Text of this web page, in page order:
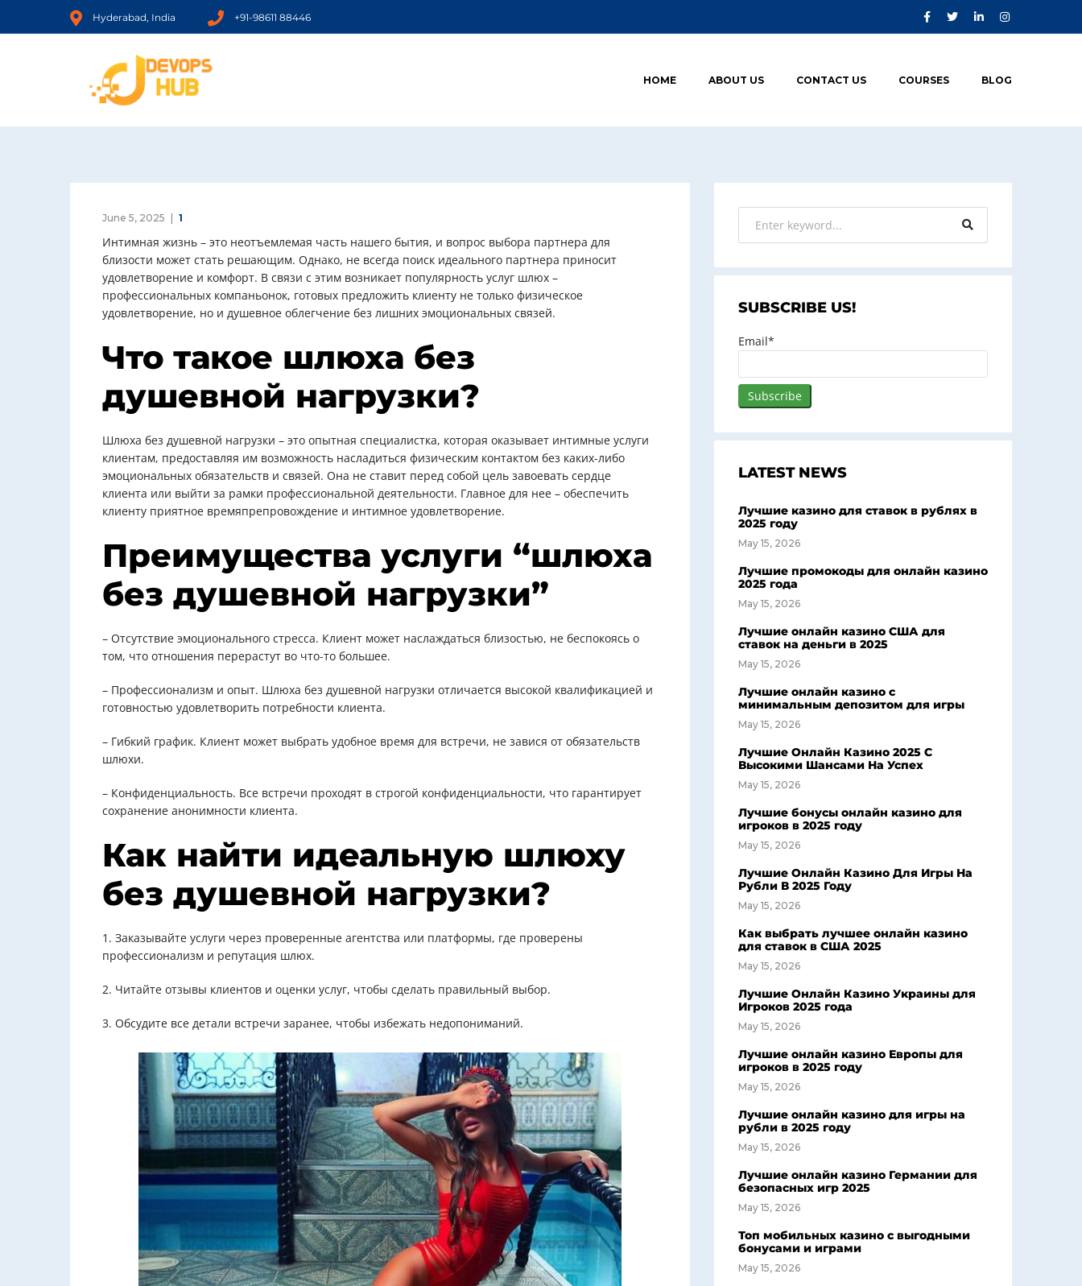
Hyderabad, India +91-98611 88446
HOME ABOUT US CONTACT US COURSES BLOG
June 5, 2025 1
Интимная жизнь – это неотъемлемая часть нашего бытия, и вопрос выбора партнера для
близости может стать решающим. Однако, не всегда поиск идеального партнера приносит
удовлетворение и комфорт. В связи с этим возникает популярность услуг шлюх –
профессиональных компаньонок, готовых предложить клиенту не только физическое
удовлетворение, но и душевное облегчение без лишних эмоциональных связей.
Что такое шлюха без
душевной нагрузки?
Шлюха без душевной нагрузки – это опытная специалистка, которая оказывает интимные услуги
клиентам, предоставляя им возможность насладиться физическим контактом без каких-либо
эмоциональных обязательств и связей. Она не ставит перед собой цель завоевать сердце
клиента или выйти за рамки профессиональной деятельности. Главное для нее – обеспечить
клиенту приятное времяпрепровождение и интимное удовлетворение.
Преимущества услуги “шлюха
без душевной нагрузки”
– Отсутствие эмоционального стресса. Клиент может наслаждаться близостью, не беспокоясь о
том, что отношения перерастут во что-то большее.
– Профессионализм и опыт. Шлюха без душевной нагрузки отличается высокой квалификацией и
готовностью удовлетворить потребности клиента.
– Гибкий график. Клиент может выбрать удобное время для встречи, не завися от обязательств
шлюхи.
– Конфиденциальность. Все встречи проходят в строгой конфиденциальности, что гарантирует
сохранение анонимности клиента.
Как найти идеальную шлюху
без душевной нагрузки?
1. Заказывайте услуги через проверенные агентства или платформы, где проверены
профессионализм и репутация шлюх.
2. Читайте отзывы клиентов и оценки услуг, чтобы сделать правильный выбор.
3. Обсудите все детали встречи заранее, чтобы избежать недопониманий.
SUBSCRIBE US!
Email*
LATEST NEWS
Лучшие казино для ставок в рублях в
2025 году
May 15, 2026
Лучшие промокоды для онлайн казино
2025 года
May 15, 2026
Лучшие онлайн казино США для
ставок на деньги в 2025
May 15, 2026
Лучшие онлайн казино с
минимальным депозитом для игры
May 15, 2026
Лучшие Онлайн Казино 2025 С
Высокими Шансами На Успех
May 15, 2026
Лучшие бонусы онлайн казино для
игроков в 2025 году
May 15, 2026
Лучшие Онлайн Казино Для Игры На
Рубли В 2025 Году
May 15, 2026
Как выбрать лучшее онлайн казино
для ставок в США 2025
May 15, 2026
Лучшие Онлайн Казино Украины для
Игроков 2025 года
May 15, 2026
Лучшие онлайн казино Европы для
игроков в 2025 году
May 15, 2026
Лучшие онлайн казино для игры на
рубли в 2025 году
May 15, 2026
Лучшие онлайн казино Германии для
безопасных игр 2025
May 15, 2026
Топ мобильных казино с выгодными
бонусами и играми
May 15, 2026